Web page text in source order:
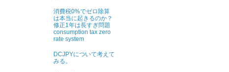
消費税0%でゼロ除算
は本当に起きるのか？
修正1年は長すぎ問題
consumption tax zero
rate system
DCJPYについて考えて
みる。